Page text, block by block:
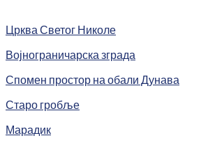
Црква Светог Николе
Војнограничарска зграда
Спомен простор на обали Дунава
Старо гробље
Марадик